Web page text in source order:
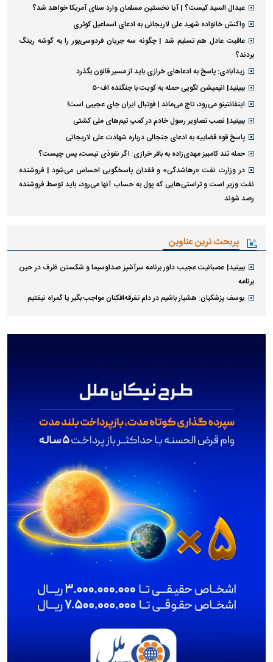
عبدال السید کیست؟ | آیا نخستین مسلمان وارد سنای آمریکا خواهد شد؟
واکنش خانواده شهید علی لاریجانی به ادعای اسماعیل کوثری
عاقبت عادل هم تسلیم شد | چگونه سه جریان فردوسی‌پور را به گوشه رینگ
بردند؟
زیدآبادی: پاسخ به ادعا‌های خرازی باید از مسیر قانون بگذرد
ببینید| انیمیشن لگویی حمله به کویت با جنگنده اف-۵
اینفانتینو می‌رود، تاج می‌ماند | فوتبال ایران جای عجیبی است!
ببینید| نصب تصاویر رسول خادم در کمپ تیم‌های ملی کشتی
پاسخ قوه قضاییه به ادعای جنجالی درباره شهادت علی لاریجانی
حمله تند کامبیز مهدی‌زاده به باقر خرازی: اگر نفوذی نیست، پس چیست؟
در وزارت نفت «رهاشدگی» و فقدان پاسخگویی احساس می‌شود | فروشنده
نفت وزیر است و تراستی‌هایی که پول به حساب آنها می‌رود، باید توسط فروشنده
رصد شوند
پربحث ترین عناوین
ببینید| عصبانیت عجیب داور برنامه سرآشپز صداوسیما و شکستن ظرف در حین
برنامه
یوسف پزشکیان: هشیار باشیم در دام تفرقه‌افکنان مواجب بگیر یا گمراه نیفتیم